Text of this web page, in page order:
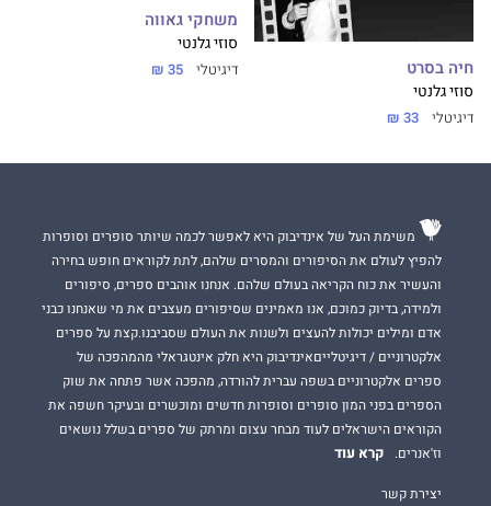
חיה בסרט
סוזי גלנטי
דיגיטלי 33 ₪
משחקי גאווה
סוזי גלנטי
דיגיטלי 35 ₪
משימת העל של אינדיבוק היא לאפשר לכמה שיותר סופרים וסופרות
להפיץ לעולם את הסיפורים והמסרים שלהם, לתת לקוראים חופש בחירה
והעשיר את כוח הקריאה בעולם שלהם. אנחנו אוהבים ספרים, סיפורים
ולמידה, בדיוק כמוכם, אנו מאמינים שסיפורים מעצבים את מי שאנחנו כבני
אדם ומילים יכולות להעצים ולשנות את העולם שסביבנו.קצת על ספרים
אלקטרוניים / דיגיטלייםאינדיבוק היא חלק אינטגראלי מהמהפכה של
ספרים אלקטרוניים בשפה עברית להורדה, מהפכה אשר פתחה את שוק
הספרים בפני המון סופרים וסופרות חדשים ומוכשרים ובעיקר חשפה את
הקוראים הישראלים לעוד מבחר עצום ומרתק של ספרים בשלל נושאים
וז'אנרים.
קרא עוד
יצירת קשר